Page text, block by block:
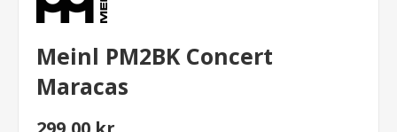
Meinl PM2BK Concert
Maracas